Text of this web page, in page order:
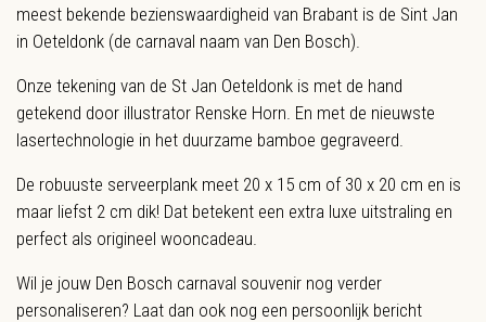
meest bekende bezienswaardigheid van Brabant is de Sint Jan
in Oeteldonk (de carnaval naam van Den Bosch).
Onze tekening van de St Jan Oeteldonk is met de hand
getekend door illustrator Renske Horn. En met de nieuwste
lasertechnologie in het duurzame bamboe gegraveerd.
De robuuste serveerplank meet 20 x 15 cm of 30 x 20 cm en is
maar liefst 2 cm dik! Dat betekent een extra luxe uitstraling en
perfect als origineel wooncadeau.
Wil je jouw Den Bosch carnaval souvenir nog verder
personaliseren? Laat dan ook nog een persoonlijk bericht